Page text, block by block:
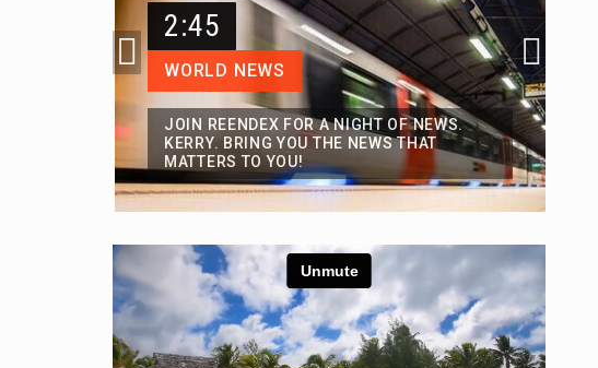
2:45
WORLD NEWS
JOIN REENDEX FOR A NIGHT OF NEWS.
KERRY. BRING YOU THE NEWS THAT
MATTERS TO YOU!